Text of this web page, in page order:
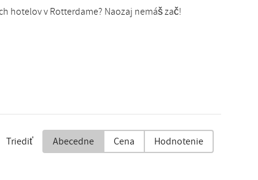
hotelov v Rotterdame? Naozaj nemáš zač!
Triediť Abecedne Cena Hodnotenie